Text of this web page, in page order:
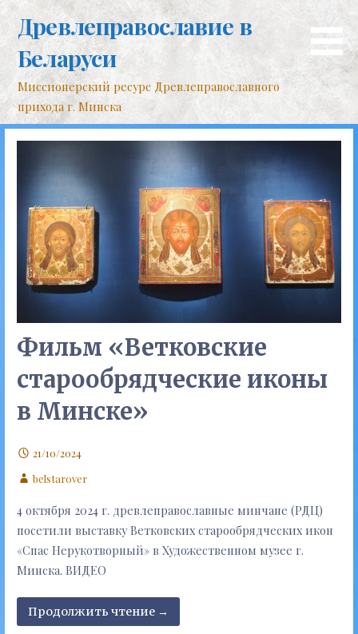
контенту
Древлеправославие в
Беларуси
Миссионерский ресурс Древлеправославного
прихода г. Минска
Фильм «Ветковские
старообрядческие иконы
в Минске»
21/10/2024
belstarover
4 октября 2024 г. древлеправославные минчане (РДЦ)
посетили выставку Ветковских старообрядческих икон
«Спас Нерукотворный» в Художественном музее г.
Минска. ВИДЕО
Продолжить чтение →